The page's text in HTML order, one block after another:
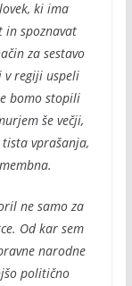
ki ima
in spoznavat
za sestavo
v regiji uspeli
bomo stopili
še večji,
vprašanja,
ne samo za
Od kar sem
narodne
politično